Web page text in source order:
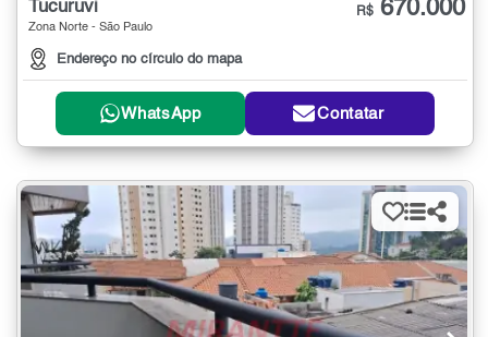
Tucuruvi
Zona Norte - São Paulo
Endereço no círculo do mapa
R$ 670.000
WhatsApp Contatar